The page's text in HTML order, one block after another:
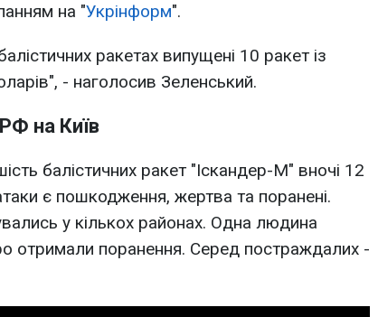
на "Укрінформ".
ракетах випущені 10 ракет із
- наголосив Зеленський.
на Київ
балістичних ракет "Іскандер-М" вночі 12
є пошкодження, жертва та поранені.
у кількох районах. Одна людина
отримали поранення. Серед постраждалих -